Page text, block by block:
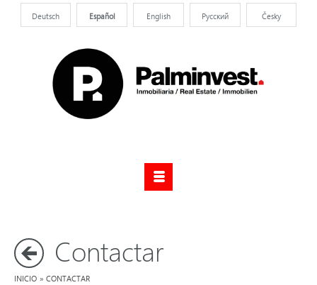
Deutsch Español English Pусский Česky
Contactar
INICIO » CONTACTAR